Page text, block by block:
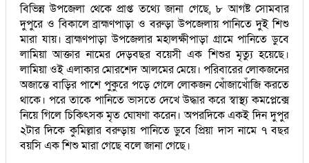
বিভিন্ন উপজেলা থেকে প্রাপ্ত তথ্যে জানা গেছে, ৮ আগষ্ট সোমবার
দুপুরে ও বিকালে ব্রাহ্মণপাড়া ও বরুড়া উপজেলায় পানিতে দুই শিশু
মারা যায়। ব্রাহ্মণপাড়া উপজেলার মহালক্ষীপাড়া গ্রামে পানিতে ডুবে
লামিয়া আক্তার নামের দেড়বছর বয়েসী এক শিশুর মৃত্যু হয়েছে।
লামিয়া ওই এলাকার মোরশেদ আলমের মেয়ে। পরিবারের লোকজনের
অজান্তে বাড়ির পাশে পুকুরে পড়ে গেলে লোকজন খোঁজাখোঁজি করতে
থাকে। পরে তাকে পানিতে ভাসতে দেখে উদ্ধার করে স্বাস্থ্য কমপ্লেক্সে
নিয়ে গিলে চিকিৎসক মৃত ঘোষণা করেন। অপরদিকে একই দিন দুপুর
২টার দিকে কুমিল্লার বরুড়ায় পানিতে ডুবে প্রিয়া দাস নামে ৭ বছর
বয়সি এক শিশু মারা গেছে বলে জানা গেছে।